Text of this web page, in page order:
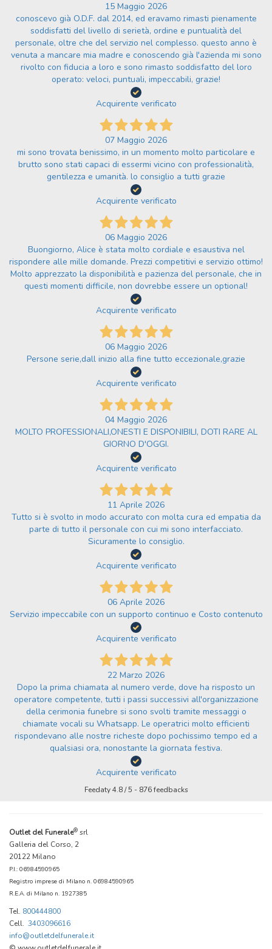
15 Maggio 2026
conoscevo già O.D.F. dal 2014, ed eravamo rimasti pienamente
soddisfatti del livello di serietà, ordine e puntualità del
personale, oltre che del servizio nel complesso. questo anno è
venuta a mancare mia madre e conoscendo già l'azienda mi sono
rivolto con fiducia a loro e sono rimasto soddisfatto del loro
operato: veloci, puntuali, impeccabili, grazie!
Acquirente verificato
07 Maggio 2026
mi sono trovata benissimo, in un momento molto particolare e
brutto sono stati capaci di essermi vicino con professionalità,
gentilezza e umanità. lo consiglio a tutti grazie
Acquirente verificato
06 Maggio 2026
Buongiorno, Alice è stata molto cordiale e esaustiva nel
rispondere alle mille domande. Prezzi competitivi e servizio ottimo!
Molto apprezzato la disponibilità e pazienza del personale, che in
questi momenti difficile, non dovrebbe essere un optional!
Acquirente verificato
06 Maggio 2026
Persone serie,dall inizio alla fine tutto eccezionale,grazie
Acquirente verificato
04 Maggio 2026
MOLTO PROFESSIONALI,ONESTI E DISPONIBILI, DOTI RARE AL
GIORNO D'OGGI.
Acquirente verificato
11 Aprile 2026
Tutto si è svolto in modo accurato con molta cura ed empatia da
parte di tutto il personale con cui mi sono interfacciato.
Sicuramente lo consiglio.
Acquirente verificato
06 Aprile 2026
Servizio impeccabile con un supporto continuo e Costo contenuto
Acquirente verificato
22 Marzo 2026
Dopo la prima chiamata al numero verde, dove ha risposto un
operatore competente, tutti i passi successivi all'organizzazione
della cerimonia funebre si sono svolti tramite messaggi o
chiamate vocali su Whatsapp. Le operatrici molto efficienti
rispondevano alle nostre richeste dopo pochissimo tempo ed a
qualsiasi ora, nonostante la giornata festiva.
Acquirente verificato
Feedaty4.8/5 - 876feedbacks
Outlet del Funerale® srl
Galleria del Corso, 2
20122 Milano
P.I.: 06984590965
Registro imprese di Milano n. 06984590965
R.E.A. di Milano n. 1927385
Tel. 800444800
Cell. 3403096616
info@outletdelfunerale.it